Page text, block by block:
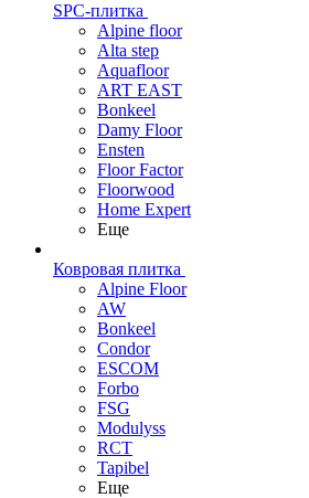
SPC-плитка
Alpine floor
Alta step
Aquafloor
ART EAST
Bonkeel
Damy Floor
Ensten
Floor Factor
Floorwood
Home Expert
Еще
Ковровая плитка
Alpine Floor
AW
Bonkeel
Condor
ESCOM
Forbo
FSG
Modulyss
RCT
Tapibel
Еще